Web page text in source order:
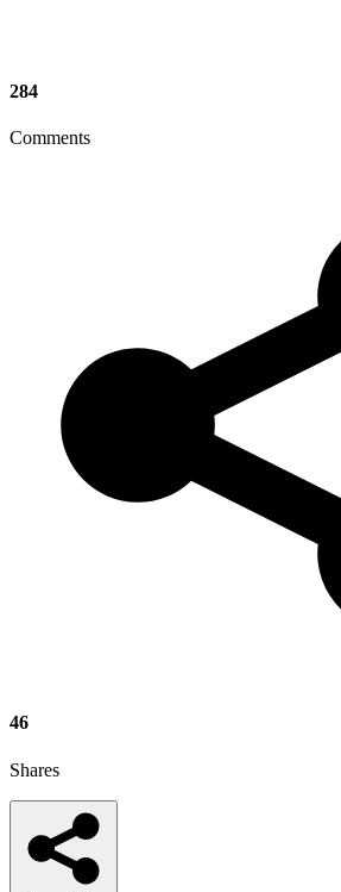
284
Comments
46
Shares